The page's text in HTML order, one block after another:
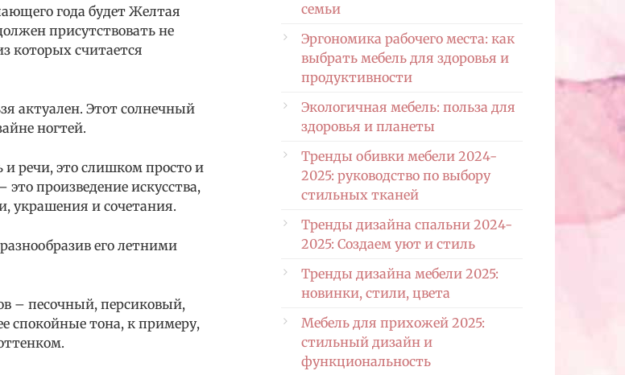
года будет Желтая
присутствовать не
которых считается
актуален. Этот солнечный
ногтей.
речи, это слишком просто и
произведение искусства,
украшения и сочетания.
его летними
– песочный, персиковый,
спокойные тона, к примеру,
семьи
Эргономика рабочего места: как
выбрать мебель для здоровья и
продуктивности
Экологичная мебель: польза для
здоровья и планеты
Тренды обивки мебели 2024-
2025: руководство по выбору
стильных тканей
Тренды дизайна спальни 2024-
2025: Создаем уют и стиль
Тренды дизайна мебели 2025:
новинки, стили, цвета
Мебель для прихожей 2025:
стильный дизайн и
функциональность